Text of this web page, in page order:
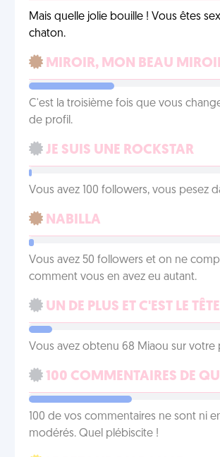
Mais quelle jolie bouille ! Vous êtes
chaton.
MIROIR, MON BEAU
C'est la troisième fois que vous
de profil.
JE SUIS UNE ROCKSTAR
Vous avez 100 followers, vous pesez
NABILLA
Vous avez 50 followers et on ne
comment vous en avez eu autant.
UN DE PLUS ET C'EST LE
Vous avez obtenu 68 Miaou sur votre
100 COMMENTAIRES DE
100 de vos commentaires ne sont ni
modérés. Quel plébiscite !